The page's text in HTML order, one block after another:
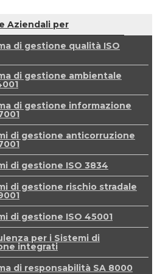
Aziendali per
di gestione qualità ISO
di gestione ambientale
di gestione informazione
di gestione anticorruzione
di gestione ISO 3834
di gestione rischio stradale
di gestione ISO 45001
per i Sistemi di
integrati
di responsabilità SA 8000